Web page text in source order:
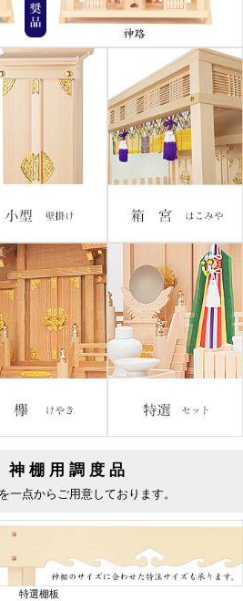
神棚用調度品
一点からご用意しております。
特選棚板